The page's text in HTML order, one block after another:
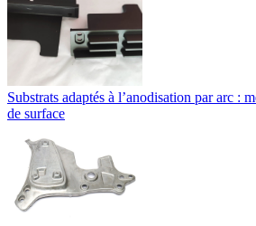
Substrats adaptés à l’anodisation par arc :
de surface